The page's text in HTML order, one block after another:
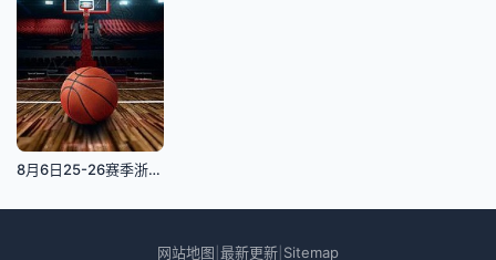
8月6日25-26赛季浙BA 长兴69VS70安吉
网站地图 最新更新 Sitemap